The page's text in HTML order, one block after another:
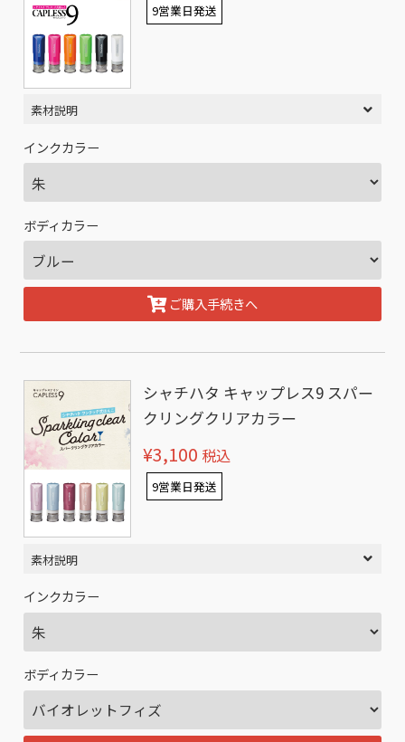
9営業日発送
素材説明
インクカラー
ボディカラー
ご購入手続きへ
シャチハタ キャップレス9 スパー
クリングクリアカラー
¥3,100 税込
9営業日発送
素材説明
インクカラー
ボディカラー